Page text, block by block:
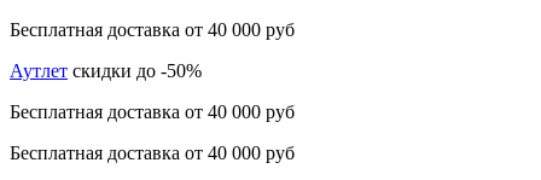
Бесплатная доставка от 40 000 руб
Аутлет скидки до -50%
Бесплатная доставка от 40 000 руб
Бесплатная доставка от 40 000 руб